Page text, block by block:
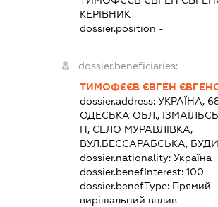
КЕРІВНИК
dossier.position -
dossier.beneficiaries:
ТИМОФЄЄВ ЄВГЕН
dossier.address:УКРАЇНА,
ОДЕСЬКА ОБЛ.,
Н, СЕЛО МУРАВЛІВКА,
ВУЛ.БЕССАРАБСЬКА,
dossier.nationality:Україна
dossier.benefInterest:100
dossier.benefType: Прямий
вирішальний вплив